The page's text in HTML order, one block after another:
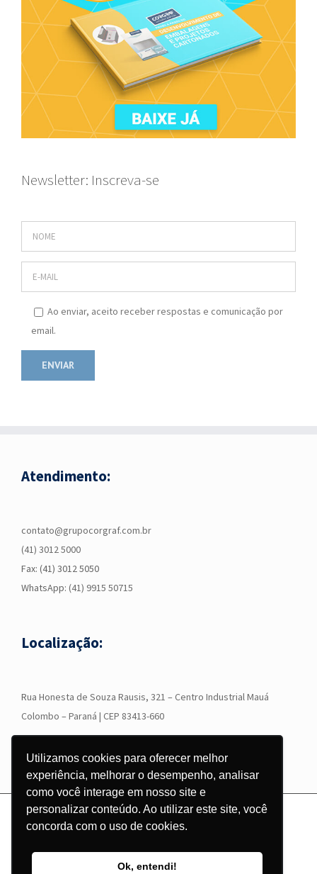
Utilizamos cookies para oferecer melhor
experiência, melhorar o desempenho, analisar
como você interage em nosso site e
personalizar conteúdo. Ao utilizar este site, você
concorda com o uso de cookies.
Ok, entendi!
Newsletter: Inscreva-se
Ao enviar, aceito receber respostas e comunicação por
email.
Atendimento:
contato@grupocorgraf.com.br
(41) 3012 5000
Fax: (41) 3012 5050
WhatsApp: (41) 9915 50715
Localização:
Rua Honesta de Souza Rausis, 321 – Centro Industrial Mauá
Colombo – Paraná | CEP 83413-660
© Copyright
2026 - Grupo Corgraf - Todos os direitos reservados |
InstagramFacebookLinkedIn